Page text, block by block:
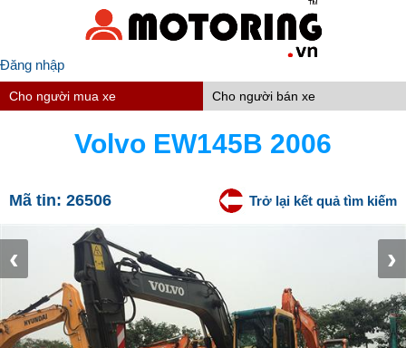
Đăng nhập
Cho người mua xe Cho người bán xe
Volvo EW145B 2006
Mã tin: 26506 Trở lại kết quả tìm kiếm
‹ ›